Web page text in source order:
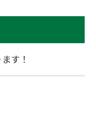
す！